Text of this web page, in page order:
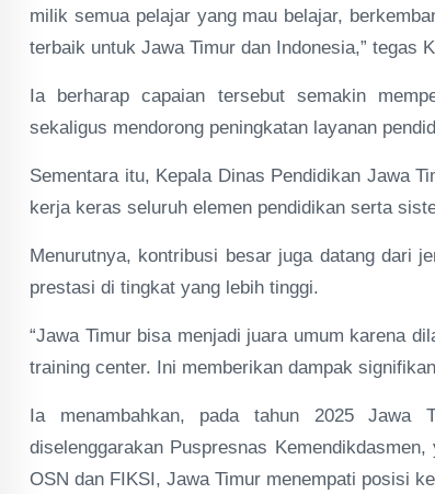
milik semua pelajar yang mau belajar,
terbaik untuk Jawa Timur dan Indonesia,” tegas
Ia berharap capaian tersebut semakin
sekaligus mendorong peningkatan layanan
Sementara itu, Kepala Dinas Pendidikan Jawa
kerja keras seluruh elemen pendidikan serta
Menurutnya, kontribusi besar juga datang dari
prestasi di tingkat yang lebih tinggi.
“Jawa Timur bisa menjadi juara umum karena
training center. Ini memberikan dampak
Ia menambahkan, pada tahun 2025 Jawa
diselenggarakan Puspresnas
OSN dan FIKSI, Jawa Timur menempati posisi